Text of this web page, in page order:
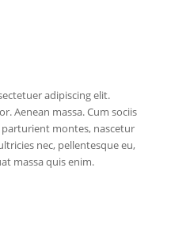
adipiscing elit.
Aenean massa. Cum sociis
montes, nascetur
nec, pellentesque eu,
massa quis enim.